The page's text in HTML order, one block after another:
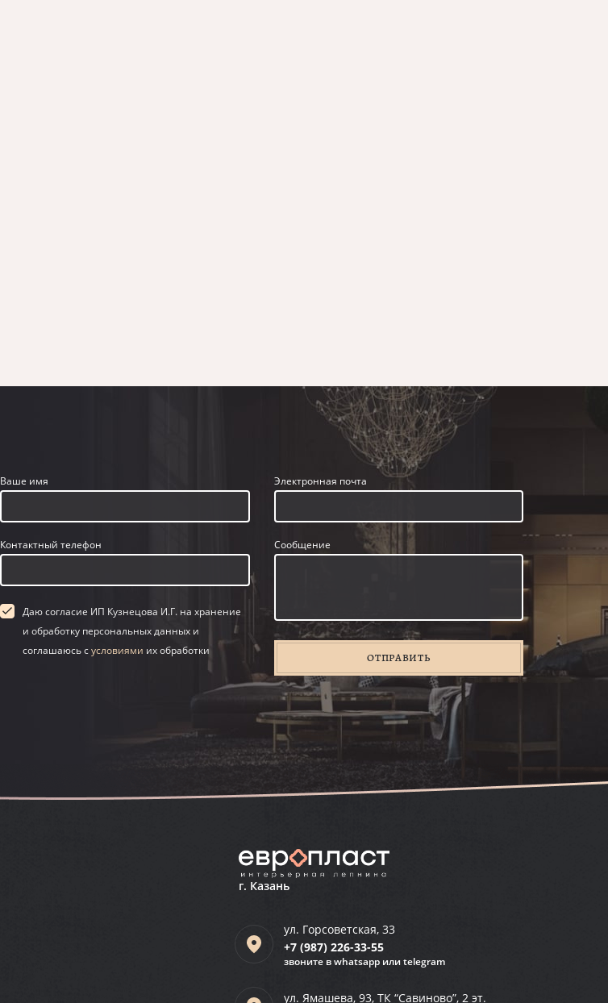
Ваше имя
Контактный телефон
Даю согласие ИП Кузнецова И.Г. на хранение
и обработку персональных данных и
соглашаюсь сусловиями их обработки
Электронная почта
Сообщение
ОТПРАВИТЬ
г. Казань
ул. Горсоветская, 33
+7 (987) 226-33-55
звоните в whatsapp или telegram
ул. Ямашева, 93, ТК “Савиново”, 2 эт.